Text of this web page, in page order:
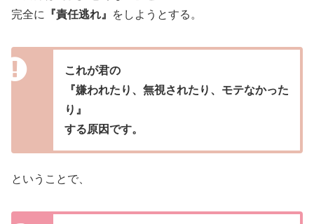
完全に 『責任逃れ』 をしようとする。
これが君の
『嫌われたり、無視されたり、モテなかった
り』
する原因です。
ということで、